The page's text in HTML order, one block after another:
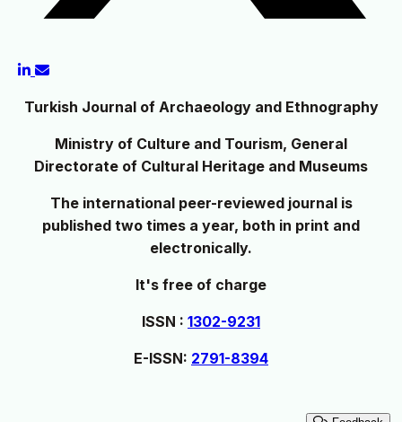
Turkish Journal of Archaeology and Ethnography
Ministry of Culture and Tourism, General
Directorate of Cultural Heritage and Museums
The international peer-reviewed journal is
published two times a year, both in print and
electronically.
It's free of charge
ISSN : 1302-9231
E-ISSN: 2791-8394